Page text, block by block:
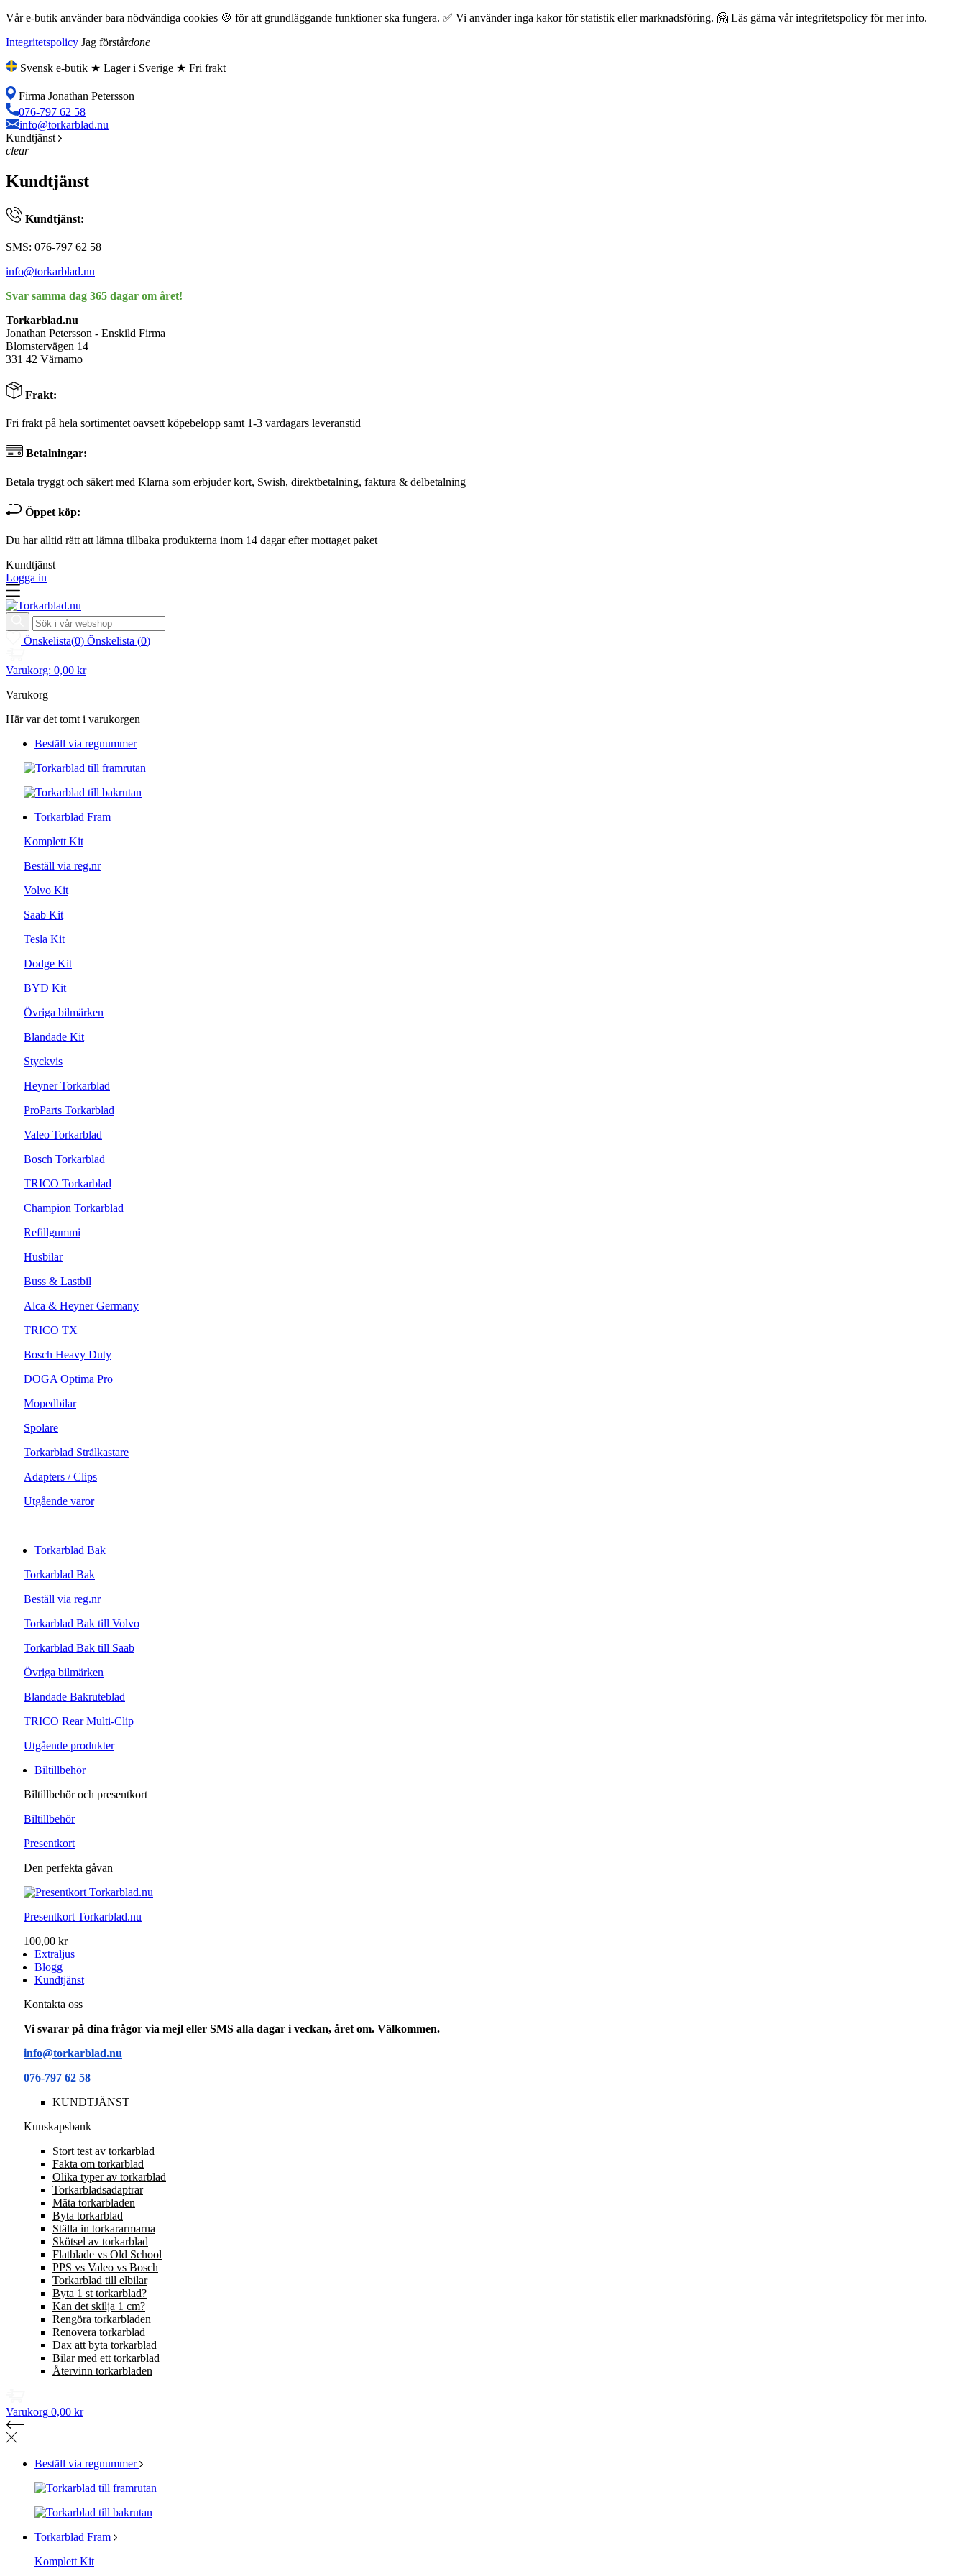
Vår e-butik använder bara nödvändiga cookies 🍪 för att grundläggande funktioner ska fungera. ✅ Vi använder inga kakor för statistik eller marknadsföring. 🤗 Läs gärna vår integritetspolicy för mer info.
Integritetspolicy Jag förstårdone
Svensk e-butik ★ Lager i Sverige ★ Fri frakt
Firma Jonathan Petersson
076-797 62 58
info@torkarblad.nu
Kundtjänst
clear
Kundtjänst
Kundtjänst:
SMS: 076-797 62 58
info@torkarblad.nu
Svar samma dag 365 dagar om året!
Torkarblad.nu
Jonathan Petersson - Enskild Firma
Blomstervägen 14
331 42 Värnamo
Frakt:
Fri frakt på hela sortimentet oavsett köpebelopp samt 1-3 vardagars leveranstid
Betalningar:
Betala tryggt och säkert med Klarna som erbjuder kort, Swish, direktbetalning, faktura & delbetalning
Öppet köp:
Du har alltid rätt att lämna tillbaka produkterna inom 14 dagar efter mottaget paket
Kundtjänst
Logga in
Önskelista(0) Önskelista (0)
Varukorg: 0,00 kr
Varukorg
Här var det tomt i varukorgen
Beställ via regnummer
Torkarblad Fram
Komplett Kit
Beställ via reg.nr
Volvo Kit
Saab Kit
Tesla Kit
Dodge Kit
BYD Kit
Övriga bilmärken
Blandade Kit
Styckvis
Heyner Torkarblad
ProParts Torkarblad
Valeo Torkarblad
Bosch Torkarblad
TRICO Torkarblad
Champion Torkarblad
Refillgummi
Husbilar
Buss & Lastbil
Alca & Heyner Germany
TRICO TX
Bosch Heavy Duty
DOGA Optima Pro
Mopedbilar
Spolare
Torkarblad Strålkastare
Adapters / Clips
Utgående varor
Torkarblad Bak
Torkarblad Bak
Beställ via reg.nr
Torkarblad Bak till Volvo
Torkarblad Bak till Saab
Övriga bilmärken
Blandade Bakruteblad
TRICO Rear Multi-Clip
Utgående produkter
Biltillbehör
Biltillbehör och presentkort
Biltillbehör
Presentkort
Den perfekta gåvan
Presentkort Torkarblad.nu
100,00 kr
Extraljus
Blogg
Kundtjänst
Kontakta oss
Vi svarar på dina frågor via mejl eller SMS alla dagar i veckan, året om. Välkommen.
info@torkarblad.nu
076-797 62 58
KUNDTJÄNST
Kunskapsbank
Stort test av torkarblad
Fakta om torkarblad
Olika typer av torkarblad
Torkarbladsadaptrar
Mäta torkarbladen
Byta torkarblad
Ställa in torkararmarna
Skötsel av torkarblad
Flatblade vs Old School
PPS vs Valeo vs Bosch
Torkarblad till elbilar
Byta 1 st torkarblad?
Kan det skilja 1 cm?
Rengöra torkarbladen
Renovera torkarblad
Dax att byta torkarblad
Bilar med ett torkarblad
Återvinn torkarbladen
Varukorg 0,00 kr
Beställ via regnummer
Torkarblad Fram
Komplett Kit